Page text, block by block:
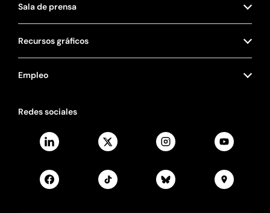
Sala de prensa
Recursos gráficos
Empleo
Redes sociales